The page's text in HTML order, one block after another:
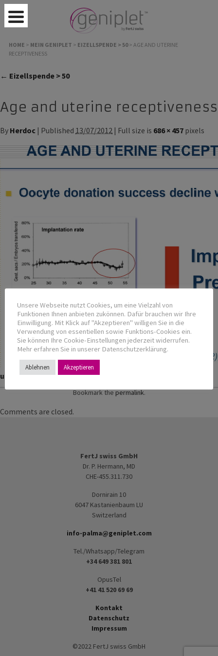
HOME > MEIN GENIPLET > EIZELLSPENDE > 50> AGE AND UTERINE
RECEPTIVENESS
← Eizellspende > 50
Age and uterine receptiveness
By Herdoc | Published 13/07/2012 | Full size is 686 × 457 pixels
uterine-receptiveness1
Bookmark the permalink.
Comments are closed.
FertJ swiss GmbH
Dr. P. Hermann, MD
CHE-455.311.730
Dornirain 10
6047 Kastanienbaum LU
Switzerland
info-palma@geniplet.com
Tel./Whatsapp/Telegram
+34 649 381 801
OpusTel
+41 41 520 69 69
Kontakt
Datenschutz
Impressum
©2022 FertJ swiss GmbH
Unsere Webseite nutzt Cookies, um eine Vielzahl von
Funktionen Ihnen anbieten zukönnen. Dafür brauchen wir Ihre
Einwilligung. Mit Klick auf "Akzeptieren" willigen Sie in die
Verwendung von essentiellen sowie Funktions-Cookies ein.
Sie können Ihre Cookie-Einstellungen jederzeit widerrufen.
Mehr erfahren Sie in unserer Datenschutzerklärung.
Ablehnen Akzeptieren